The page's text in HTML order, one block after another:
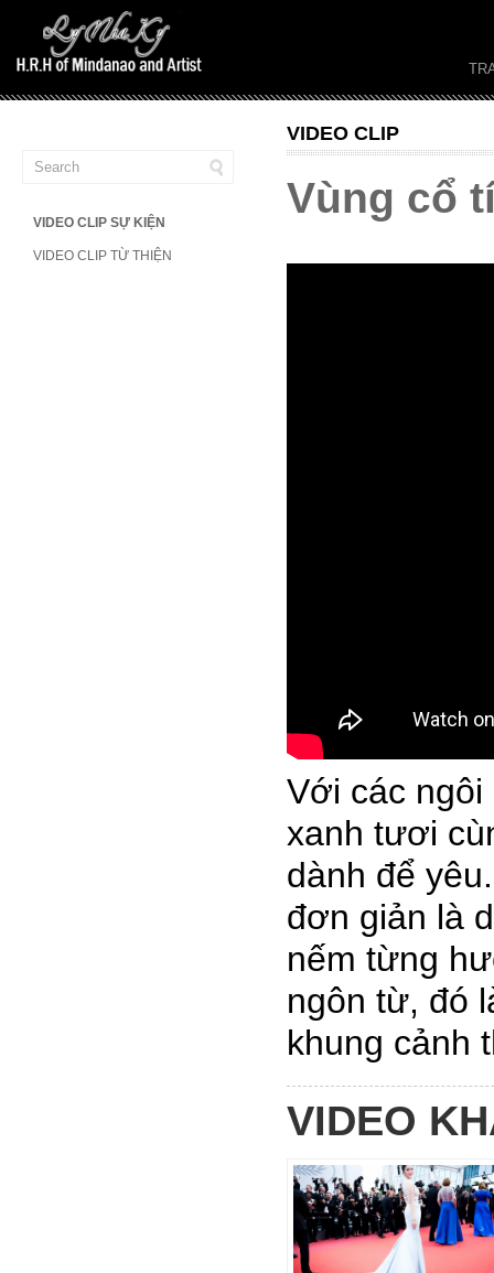
VIDEO CLIP SỰ KIỆN
VIDEO CLIP TỪ THIỆN
VIDEO CLIP
Vùng cổ
Với các
xanh tươi
dành để
đơn giản là
nếm từng
ngôn từ, đó
khung cảnh
VIDEO